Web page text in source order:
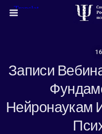
Записи
Нейронаукам